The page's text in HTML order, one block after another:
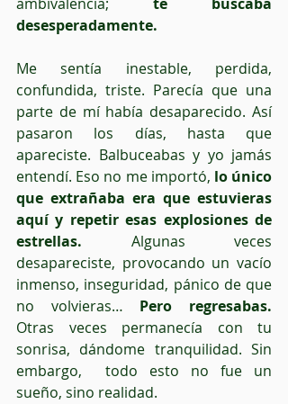
desesperadamente.
Me sentía inestable, perdida,
confundida, triste. Parecía que una
parte de mí había desaparecido. Así
pasaron los días, hasta que
apareciste. Balbuceabas y yo jamás
entendí. Eso no me importó, lo único
que extrañaba era que estuvieras
aquí y repetir esas explosiones de
estrellas. Algunas veces
desapareciste, provocando un vacío
inmenso, inseguridad, pánico de que
no volvieras… Pero regresabas.
Otras veces permanecía con tu
sonrisa, dándome tranquilidad. Sin
embargo,  todo esto no fue un
sueño, sino realidad.